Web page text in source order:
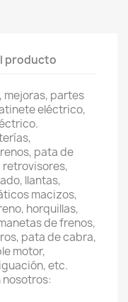
producto
mejoras, partes
eléctrico,
pata de
retrovisores,
llantas,
macizos,
horquillas,
de frenos,
pata de cabra,
motor,
etc.
nosotros: